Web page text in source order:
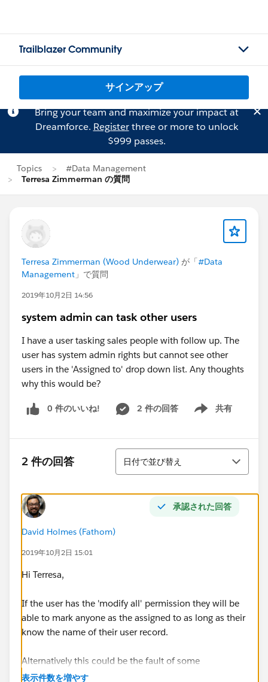
Trailblazer Community
サインアップ
Bring your team and maximize your impact at
Dreamforce. Registerthree or more to unlock
$999 passes.
Topics
#Data Management
Terresa Zimmerman の質問
Terresa Zimmerman (Wood Underwear) が「#Data
Management 」で質問
2019年10月2日 14:56
system admin can task other users
I have a user tasking sales people with follow up. The
user has system admin rights but cannot see other
users in the 'Assigned to' drop down list. Any thoughts
why this would be?
0 件のいいね! 2 件の回答 共有
Show menu
2 件の回答
並び替え
日付で並び替え
承認された回答
David Holmes (Fathom)
2019年10月2日 15:01
Hi Terresa,
If the user has the 'modify all' permission they will be
able to mark anyone as the assigned to as long as their
know the name of their user record.
Alternatively this could be the fault of some
automation that hasn't been set up correctly. Where
表示件数を増やす